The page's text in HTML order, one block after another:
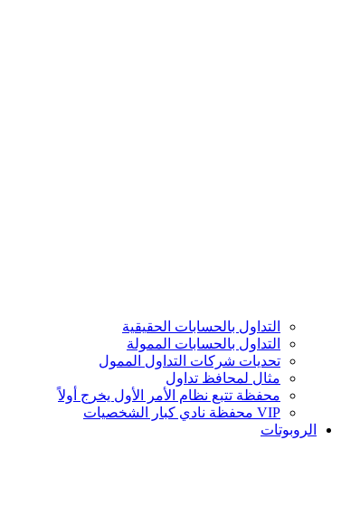
التداول بالحسابات الحقيقية
التداول بالحسابات الممولة
تحديات شركات التداول الممول
مثال لمحافظ تداول
محفظة تتبع نظام الأمر الأول يخرج أولاً
VIP محفظة نادي كبار الشخصيات
الروبوتات